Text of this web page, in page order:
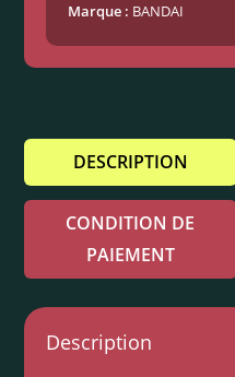
Marque : BANDAI
DESCRIPTION
CONDITION DE
PAIEMENT
Description